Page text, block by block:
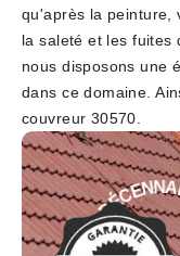
qu'après la peinture,
la saleté et les fuites
nous disposons une
dans ce domaine.
couvreur 30570.
D
É
C
E
NNALE